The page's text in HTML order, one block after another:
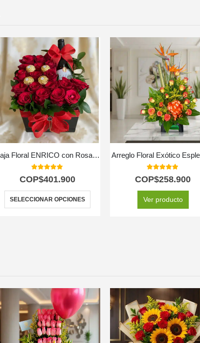
Caja Floral ENRICO con Rosas, Vino y Chocolates 🍷
5.00
COP$401.900
SELECCIONAR OPCIONES
Arreglo Floral Exótico
5.00
COP$258.900
Ver producto